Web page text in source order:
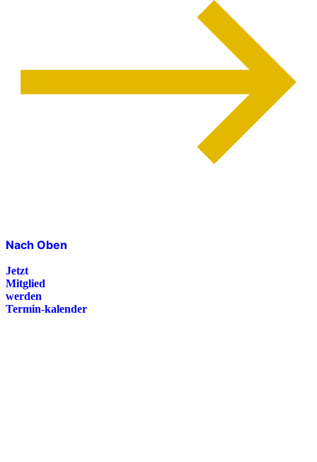
Nach Oben
Jetzt
Mitglied
werden
Termin-kalender